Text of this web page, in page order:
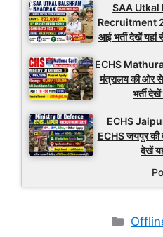
SAA Utkal
Recruitment
आई भर्ती देखें
ECHS
मंत्रालय की ओर से
भर्ती
ECHS
ECHS जयपुर की
देखें